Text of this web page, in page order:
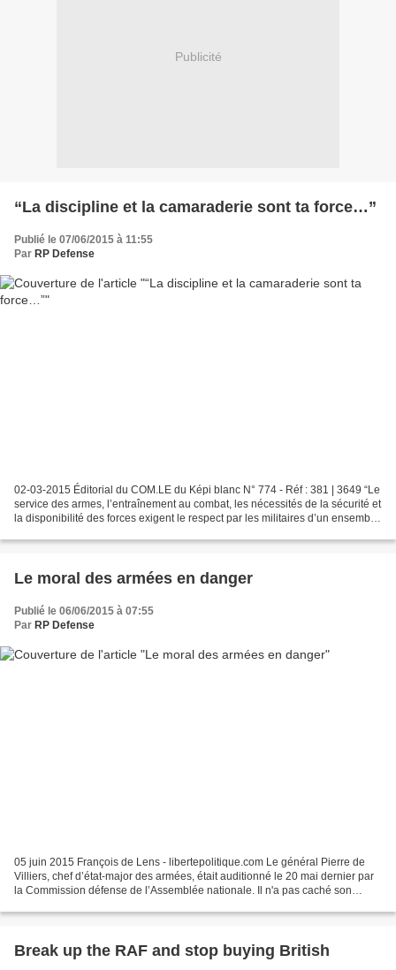
Publicité
“La discipline et la camaraderie sont ta force…”
Publié le 07/06/2015 à 11:55
Par RP Defense
02-03-2015 Éditorial du COM.LE du Képi blanc N° 774 - Réf : 381 | 3649 “Le
service des armes, l’entraînement au combat, les nécessités de la sécurité et
la disponibilité des forces exigent le respect par les militaires d’un ensemble
Le moral des armées en danger
Publié le 06/06/2015 à 07:55
Par RP Defense
05 juin 2015 François de Lens - libertepolitique.com Le général Pierre de
Villiers, chef d’état-major des armées, était auditionné le 20 mai dernier par
la Commission défense de l’Assemblée nationale. Il n'a pas caché son
Break up the RAF and stop buying British